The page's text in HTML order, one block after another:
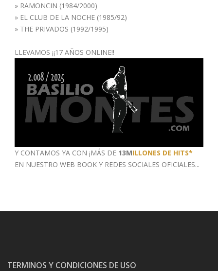
» RAMONCIN (1984/2000)
» EL CLUB DE LA NOCHE (1985/92)
» THE PRIVADOS (1992/1995)
LLEVAMOS ¡¡17 AÑOS ONLINE!!
Y CONTAMOS YA CON ¡MÁS DE 13MILLONES DE HITS*
EN NUESTRO WEB BOOK Y REDES SOCIALES OFICIALES...
TERMINOS Y CONDICIONES DE USO